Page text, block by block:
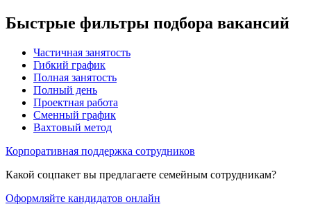
Быстрые фильтры подбора вакансий
Частичная занятость
Гибкий график
Полная занятость
Полный день
Проектная работа
Сменный график
Вахтовый метод
Корпоративная поддержка сотрудников
Какой соцпакет вы предлагаете семейным сотрудникам?
Оформляйте кандидатов онлайн